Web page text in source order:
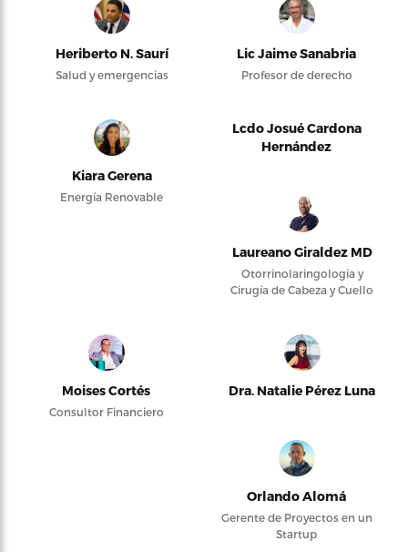
Heriberto N. Saurí
Salud y emergencias
Lic Jaime Sanabria
Profesor de derecho
Kiara Gerena
Energía Renovable
Lcdo Josué Cardona
Hernández
Laureano Giraldez MD
Otorrinolaringología y
Cirugía de Cabeza y Cuello
Moises Cortés
Consultor Financiero
Dra. Natalie Pérez Luna
Orlando Alomá
Gerente de Proyectos en un
Startup